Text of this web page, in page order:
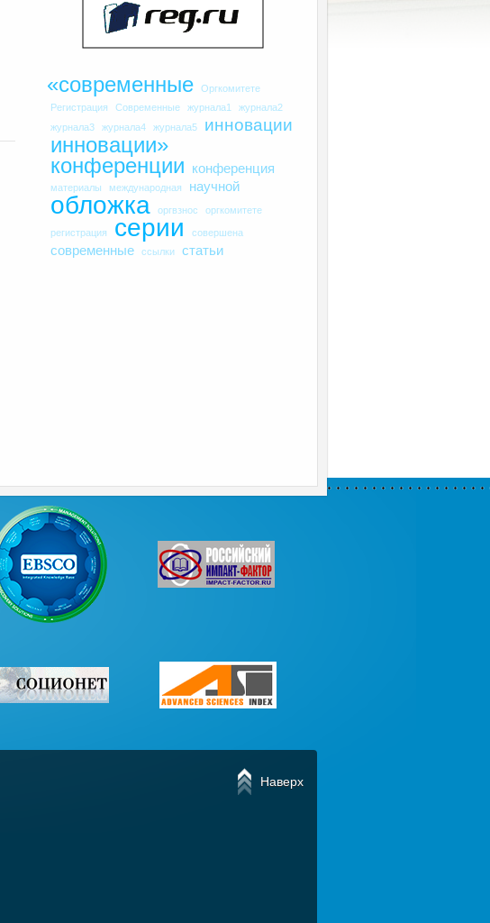
«современные
Оргкомитете
Регистрация
Современные журнала1
журнала2
журнала3
журнала4 журнала5 инновации
инновации»
конференции
конференция
материалы международная научной
обложка оргвзнос оргкомитете
регистрация серии совершена
современные ссылки статьи
Наверх